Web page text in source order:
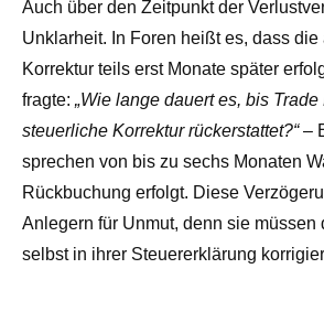
Auch über den Zeitpunkt der
Unklarheit. In Foren heißt es, dass die
Korrektur teils erst Monate später
fragte: „Wie lange dauert es, bis
steuerliche Korrektur rückerstattet?“–
sprechen von bis zu sechs Monaten
Rückbuchung erfolgt. Diese
Anlegern für Unmut, denn sie müssen
selbst in ihrer Steuererklärung